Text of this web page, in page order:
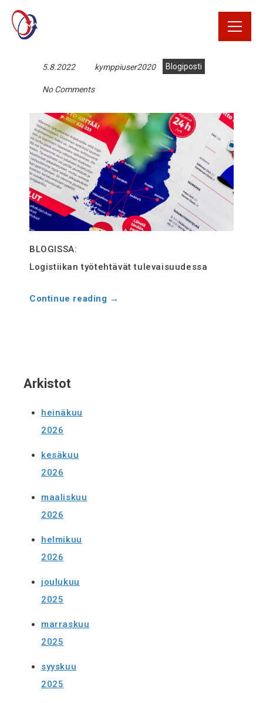
Rahtikirja
Yhteystiedot
Avaa Oiva raportti
Kirjaudu
tilausportaaliin
Evästekäytäntö
(EU)
5.8.2022 kymppiuser2020 Blogiposti
No Comments
BLOGISSA:
Logistiikan työtehtävät tulevaisuudessa
Continue reading →
Arkistot
heinäkuu
2026
kesäkuu
2026
maaliskuu
2026
helmikuu
2026
joulukuu
2025
marraskuu
2025
syyskuu
2025